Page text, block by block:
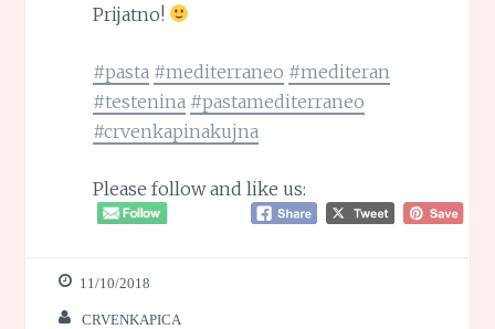
Prijatno!
#pasta #mediterraneo #mediteran
#testenina #pastamediterraneo
#crvenkapinakujna
Please follow and like us:
11/10/2018
CRVENKAPICA